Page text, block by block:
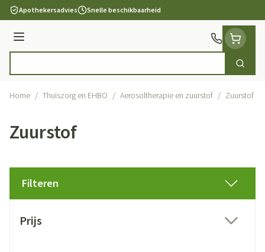
Ga naar de inhoud
Apothekersadvies Snelle beschikbaarheid
Menu
Zoek
Home / Thuiszorg en EHBO / Aerosoltherapie en zuurstof / Zuurstof
Zuurstof
Filteren
Prijs